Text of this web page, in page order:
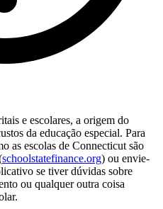
e escolares, a origem do
da educação especial. Para
as escolas de Connecticut são
schoolstatefinance.org) ou envie-
se tiver dúvidas sobre
ou qualquer outra coisa